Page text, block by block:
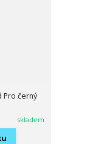
Pro černý
skladem